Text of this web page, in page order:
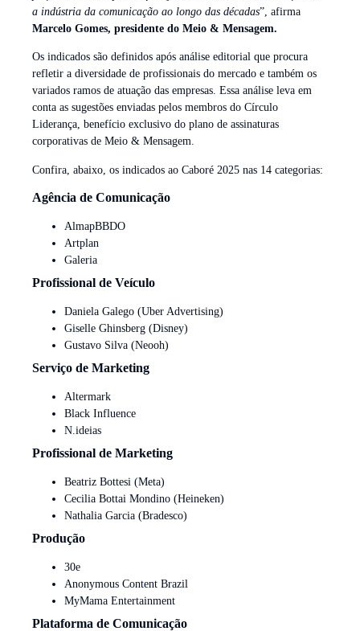
a indústria da comunicação ao longo das décadas”, afirma
Marcelo Gomes, presidente do Meio & Mensagem.
Os indicados são definidos após análise editorial que procura
refletir a diversidade de profissionais do mercado e também os
variados ramos de atuação das empresas. Essa análise leva em
conta as sugestões enviadas pelos membros do Círculo
Liderança, benefício exclusivo do plano de assinaturas
corporativas de Meio & Mensagem.
Confira, abaixo, os indicados ao Caboré 2025 nas 14 categorias:
Agência de Comunicação
AlmapBBDO
Artplan
Galeria
Profissional de Veículo
Daniela Galego (Uber Advertising)
Giselle Ghinsberg (Disney)
Gustavo Silva (Neooh)
Serviço de Marketing
Altermark
Black Influence
N.ideias
Profissional de Marketing
Beatriz Bottesi (Meta)
Cecilia Bottai Mondino (Heineken)
Nathalia Garcia (Bradesco)
Produção
30e
Anonymous Content Brazil
MyMama Entertainment
Plataforma de Comunicação